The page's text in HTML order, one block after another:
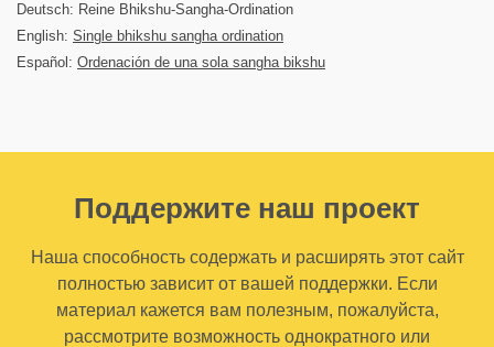
Deutsch: Reine Bhikshu-Sangha-Ordination
English: Single bhikshu sangha ordination
Español: Ordenación de una sola sangha bikshu
Поддержите наш проект
Наша способность содержать и расширять этот сайт
полностью зависит от вашей поддержки. Если
материал кажется вам полезным, пожалуйста,
рассмотрите возможность однократного или